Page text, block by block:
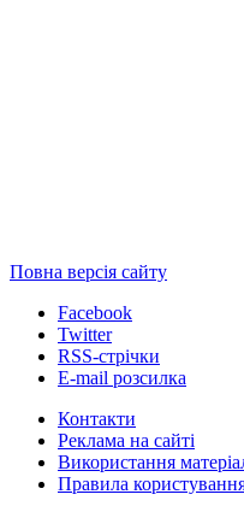
Повна версія сайту
Facebook
Twitter
RSS-стрічки
E-mail розсилка
Контакти
Реклама на сайті
Використання
Правила